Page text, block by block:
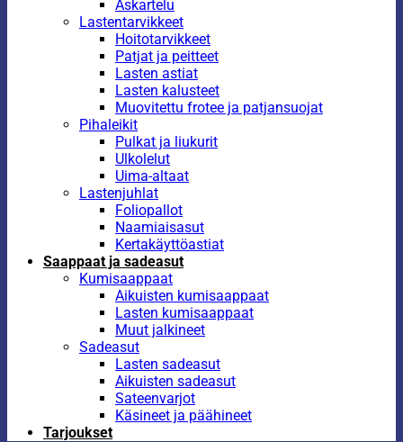
Askartelu
Lastentarvikkeet
Hoitotarvikkeet
Patjat ja peitteet
Lasten astiat
Lasten kalusteet
Muovitettu frotee ja patjansuojat
Pihaleikit
Pulkat ja liukurit
Ulkolelut
Uima-altaat
Lastenjuhlat
Foliopallot
Naamiaisasut
Kertakäyttöastiat
Saappaat ja sadeasut
Kumisaappaat
Aikuisten kumisaappaat
Lasten kumisaappaat
Muut jalkineet
Sadeasut
Lasten sadeasut
Aikuisten sadeasut
Sateenvarjot
Käsineet ja päähineet
Tarjoukset